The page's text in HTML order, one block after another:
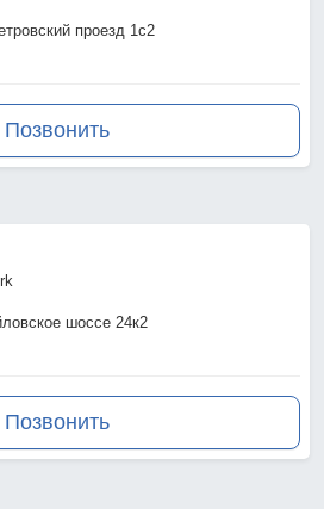
проезд 1с2
Позвонить
шоссе 24к2
Позвонить